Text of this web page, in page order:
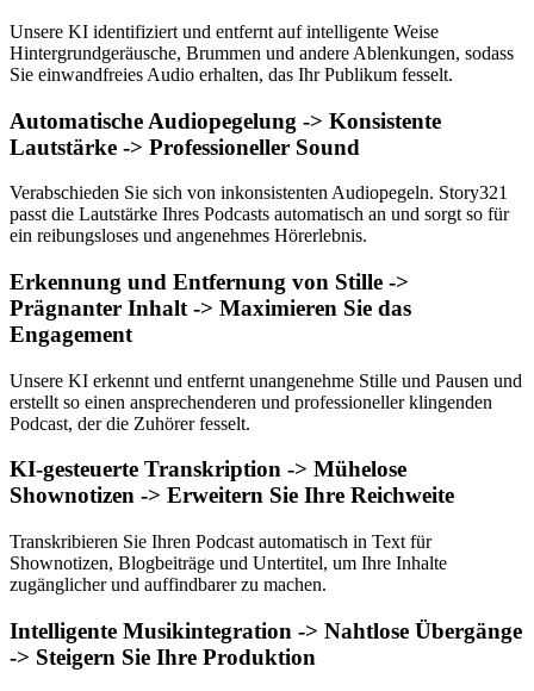
Unsere KI identifiziert und entfernt auf intelligente Weise
Hintergrundgeräusche, Brummen und andere Ablenkungen, sodass
Sie einwandfreies Audio erhalten, das Ihr Publikum fesselt.
Automatische Audiopegelung -> Konsistente
Lautstärke -> Professioneller Sound
Verabschieden Sie sich von inkonsistenten Audiopegeln. Story321
passt die Lautstärke Ihres Podcasts automatisch an und sorgt so für
ein reibungsloses und angenehmes Hörerlebnis.
Erkennung und Entfernung von Stille ->
Prägnanter Inhalt -> Maximieren Sie das
Engagement
Unsere KI erkennt und entfernt unangenehme Stille und Pausen und
erstellt so einen ansprechenderen und professioneller klingenden
Podcast, der die Zuhörer fesselt.
KI-gesteuerte Transkription -> Mühelose
Shownotizen -> Erweitern Sie Ihre Reichweite
Transkribieren Sie Ihren Podcast automatisch in Text für
Shownotizen, Blogbeiträge und Untertitel, um Ihre Inhalte
zugänglicher und auffindbarer zu machen.
Intelligente Musikintegration -> Nahtlose Übergänge
-> Steigern Sie Ihre Produktion